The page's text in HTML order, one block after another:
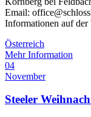
Email:
Informationen auf der
Österreich
Mehr Information
04
November
Steeler